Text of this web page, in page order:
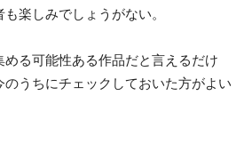
楽しみでしょうがない。
る可能性ある作品だと言えるだけ
うちにチェックしておいた方がよい